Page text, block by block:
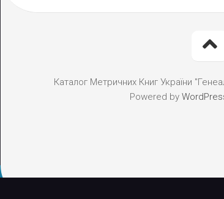
Каталог Метричних Книг України
Powered by